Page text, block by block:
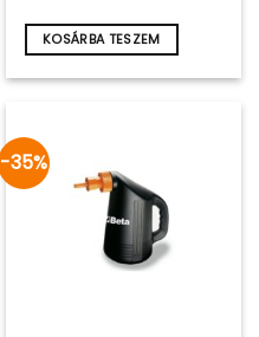
250Ft. 465Ft.
KOSÁRBA TESZEM
-35%